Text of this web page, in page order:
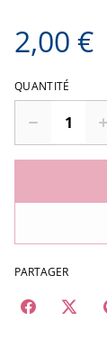
2,00 €
QUANTITÉ
PARTAGER